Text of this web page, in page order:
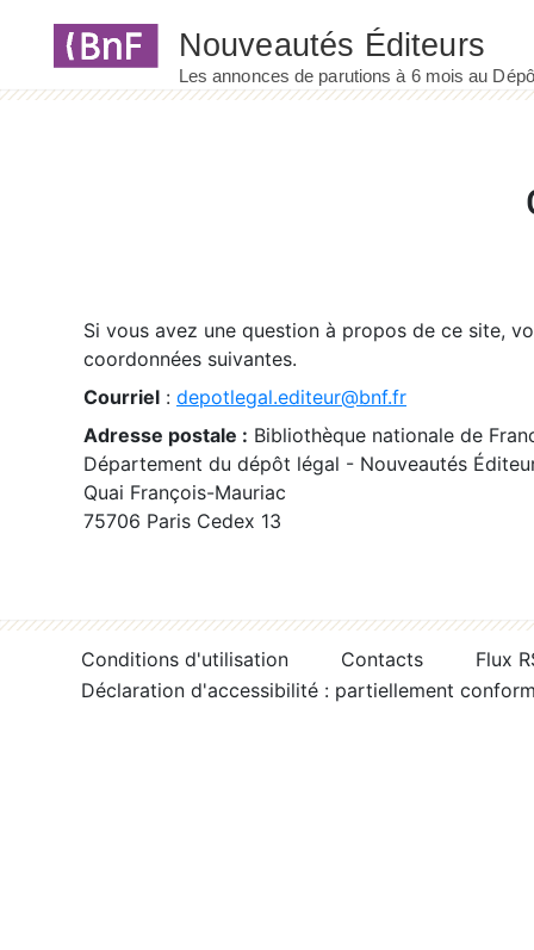
Si vous avez une question à propos de ce site,
coordonnées suivantes.
Courriel : depotlegal.editeur@bnf.fr
Adresse postale : Bibliothèque nationale de
Département du dépôt légal - Nouveautés
Quai François-Mauriac
75706 Paris Cedex 13
Conditions d'utilisation Contacts
Flux
Déclaration d'accessibilité : partiellement